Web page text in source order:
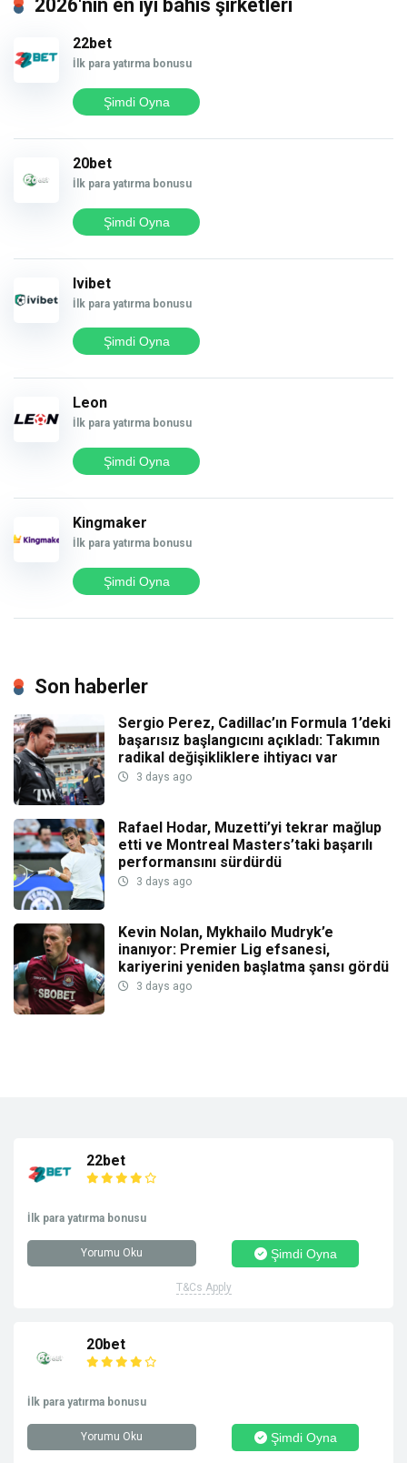
2026'nın en iyi bahis şirketleri
22bet
İlk para yatırma bonusu
Şimdi Oyna
20bet
İlk para yatırma bonusu
Şimdi Oyna
Ivibet
İlk para yatırma bonusu
Şimdi Oyna
Leon
İlk para yatırma bonusu
Şimdi Oyna
Kingmaker
İlk para yatırma bonusu
Şimdi Oyna
Son haberler
Sergio Perez, Cadillac’ın Formula 1’deki
başarısız başlangıcını açıkladı: Takımın
radikal değişikliklere ihtiyacı var
3 days ago
Rafael Hodar, Muzetti’yi tekrar mağlup
etti ve Montreal Masters’taki başarılı
performansını sürdürdü
3 days ago
Kevin Nolan, Mykhailo Mudryk’e
inanıyor: Premier Lig efsanesi,
kariyerini yeniden başlatma şansı gördü
3 days ago
22bet
İlk para yatırma bonusu
Yorumu Oku Şimdi Oyna
T&Cs Apply
20bet
İlk para yatırma bonusu
Yorumu Oku Şimdi Oyna